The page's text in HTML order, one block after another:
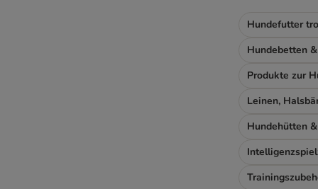
Hundefutter
Hundehütten